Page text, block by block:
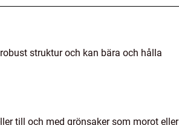
struktur och kan bära och hålla
till och med grönsaker som morot eller